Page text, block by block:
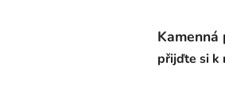
Kamenná
přijďte si k